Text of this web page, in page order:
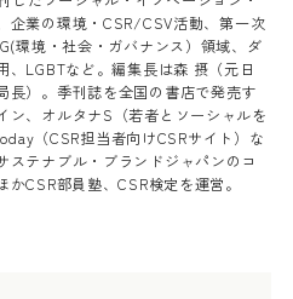
企業の環境・CSR/CSV活動、第一次
環境・社会・ガバナンス）領域、ダ
、LGBTなど。編集長は森 摂（元日
長）。季刊誌を全国の書店で発売す
ン、オルタナS（若者とソーシャルを
（CSR担当者向けCSRサイト）な
ステナブル・ブランドジャパンのコ
CSR部員塾、CSR検定を運営。